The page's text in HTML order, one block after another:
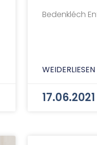
Bedenkléch
WEIDERLIESEN
17.06.2021